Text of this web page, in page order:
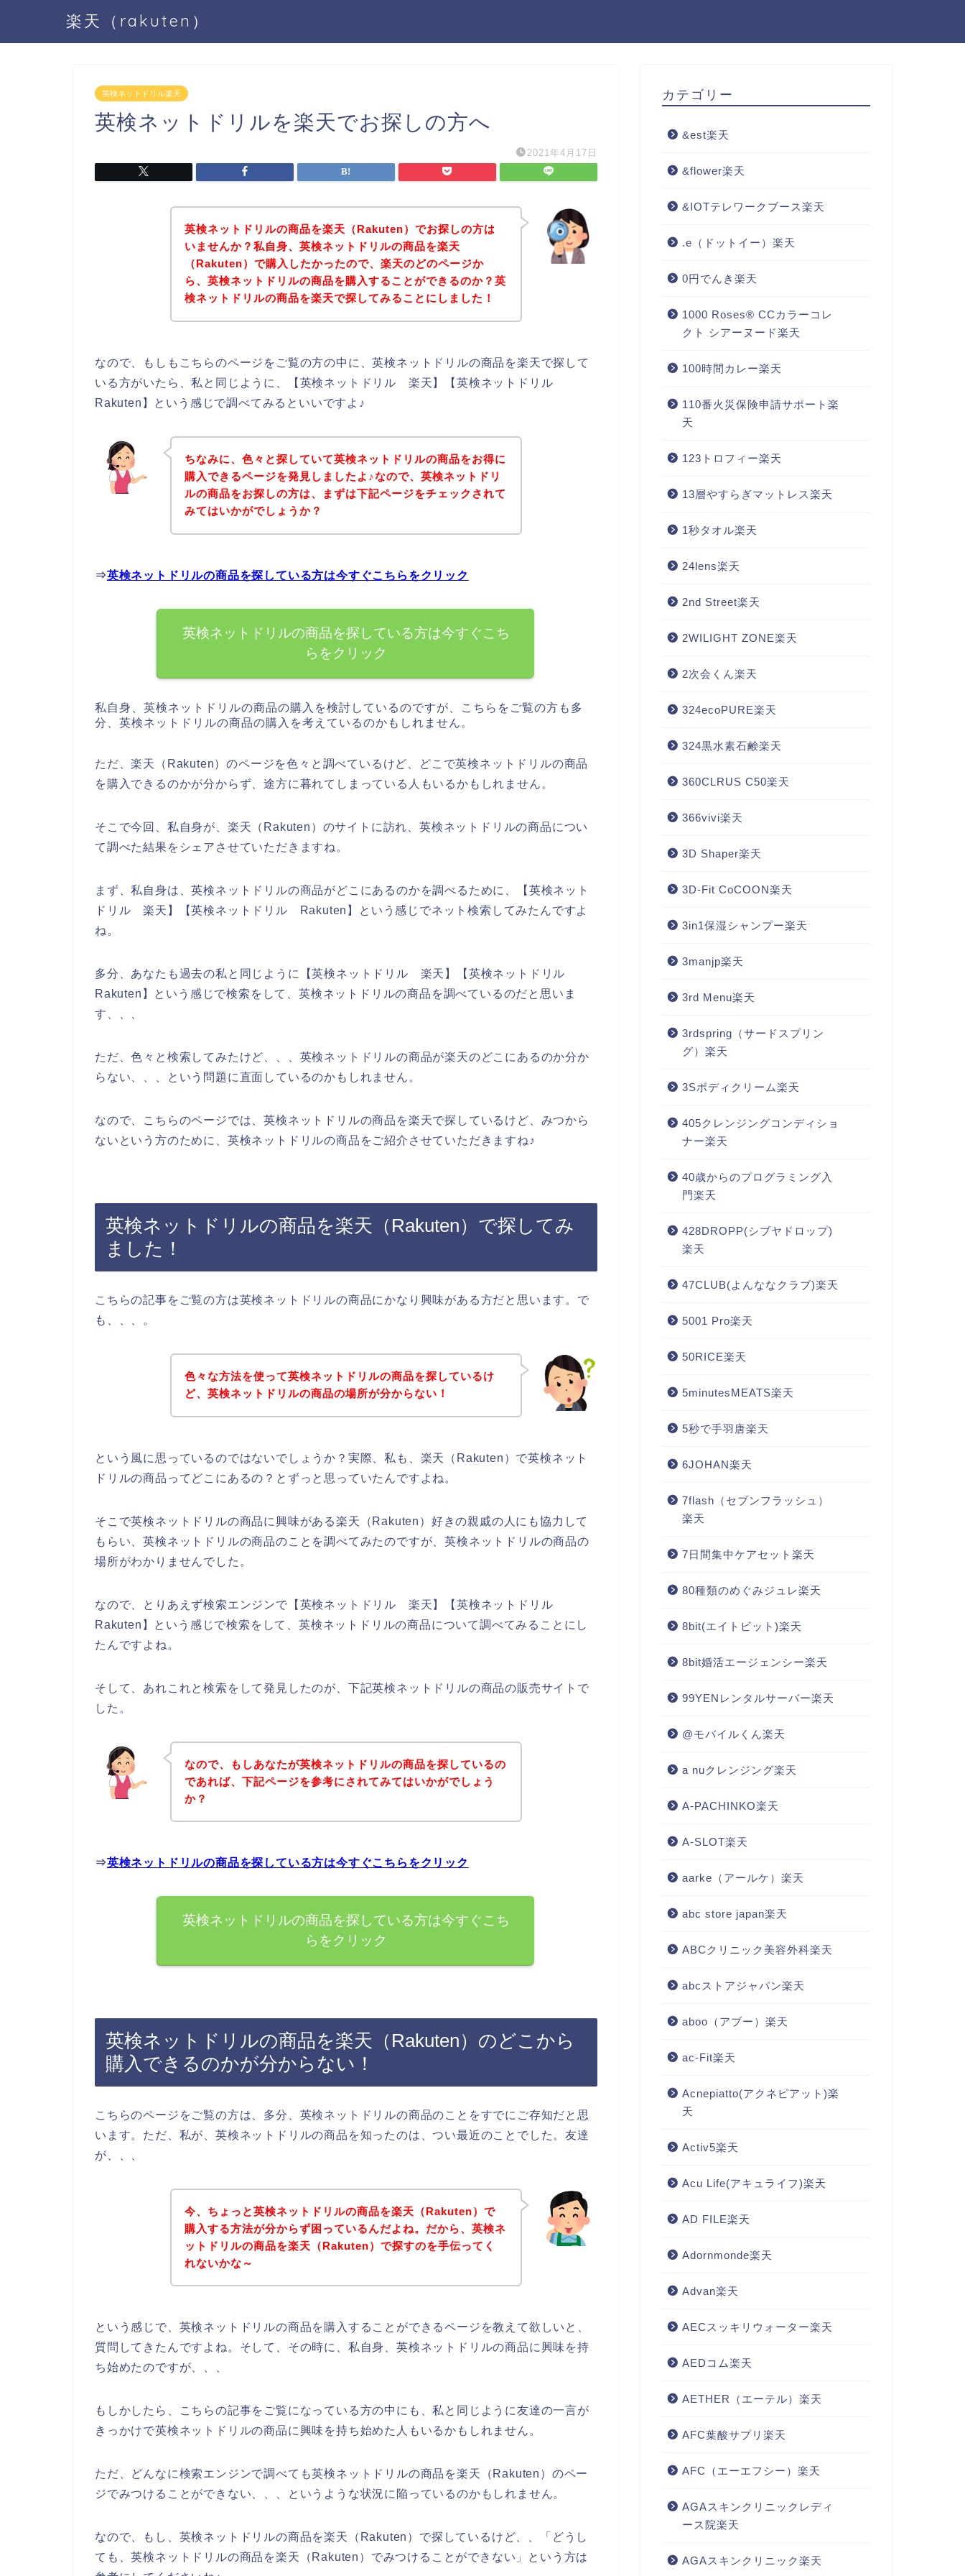
楽天（rakuten）
英検ネットドリル楽天
英検ネットドリルを楽天でお探しの方へ
2021年4月17日
英検ネットドリルの商品を楽天（Rakuten）でお探しの方は
いませんか？私自身、英検ネットドリルの商品を楽天
（Rakuten）で購入したかったので、楽天のどのページか
ら、英検ネットドリルの商品を購入することができるのか？英
検ネットドリルの商品を楽天で探してみることにしました！
なので、もしもこちらのページをご覧の方の中に、英検ネットドリルの商品を楽天で探して
いる方がいたら、私と同じように、【英検ネットドリル 楽天】【英検ネットドリル
Rakuten】という感じで調べてみるといいですよ♪
ちなみに、色々と探していて英検ネットドリルの商品をお得に
購入できるページを発見しましたよ♪なので、英検ネットドリ
ルの商品をお探しの方は、まずは下記ページをチェックされて
みてはいかがでしょうか？
⇒英検ネットドリルの商品を探している方は今すぐこちらをクリック
英検ネットドリルの商品を探している方は今すぐこち
らをクリック
私自身、英検ネットドリルの商品の購入を検討しているのですが、こちらをご覧の方も多
分、英検ネットドリルの商品の購入を考えているのかもしれません。
ただ、楽天（Rakuten）のページを色々と調べているけど、どこで英検ネットドリルの商品
を購入できるのかが分からず、途方に暮れてしまっている人もいるかもしれません。
そこで今回、私自身が、楽天（Rakuten）のサイトに訪れ、英検ネットドリルの商品につい
て調べた結果をシェアさせていただきますね。
まず、私自身は、英検ネットドリルの商品がどこにあるのかを調べるために、【英検ネット
ドリル 楽天】【英検ネットドリル Rakuten】という感じでネット検索してみたんですよ
ね。
多分、あなたも過去の私と同じように【英検ネットドリル 楽天】【英検ネットドリル
Rakuten】という感じで検索をして、英検ネットドリルの商品を調べているのだと思いま
す、、、
ただ、色々と検索してみたけど、、、英検ネットドリルの商品が楽天のどこにあるのか分か
らない、、、という問題に直面しているのかもしれません。
なので、こちらのページでは、英検ネットドリルの商品を楽天で探しているけど、みつから
ないという方のために、英検ネットドリルの商品をご紹介させていただきますね♪
英検ネットドリルの商品を楽天（Rakuten）で探してみ
ました！
こちらの記事をご覧の方は英検ネットドリルの商品にかなり興味がある方だと思います。で
も、、、。
色々な方法を使って英検ネットドリルの商品を探しているけ
ど、英検ネットドリルの商品の場所が分からない！
という風に思っているのではないでしょうか？実際、私も、楽天（Rakuten）で英検ネット
ドリルの商品ってどこにあるの？とずっと思っていたんですよね。
そこで英検ネットドリルの商品に興味がある楽天（Rakuten）好きの親戚の人にも協力して
もらい、英検ネットドリルの商品のことを調べてみたのですが、英検ネットドリルの商品の
場所がわかりませんでした。
なので、とりあえず検索エンジンで【英検ネットドリル 楽天】【英検ネットドリル
Rakuten】という感じで検索をして、英検ネットドリルの商品について調べてみることにし
たんですよね。
そして、あれこれと検索をして発見したのが、下記英検ネットドリルの商品の販売サイトで
した。
なので、もしあなたが英検ネットドリルの商品を探しているの
であれば、下記ページを参考にされてみてはいかがでしょう
か？
⇒英検ネットドリルの商品を探している方は今すぐこちらをクリック
英検ネットドリルの商品を探している方は今すぐこち
らをクリック
英検ネットドリルの商品を楽天（Rakuten）のどこから
購入できるのかが分からない！
こちらのページをご覧の方は、多分、英検ネットドリルの商品のことをすでにご存知だと思
います。ただ、私が、英検ネットドリルの商品を知ったのは、つい最近のことでした。友達
が、、、
今、ちょっと英検ネットドリルの商品を楽天（Rakuten）で
購入する方法が分からず困っているんだよね。だから、英検ネ
ットドリルの商品を楽天（Rakuten）で探すのを手伝ってく
れないかな～
という感じで、英検ネットドリルの商品を購入することができるページを教えて欲しいと、
質問してきたんですよね。そして、その時に、私自身、英検ネットドリルの商品に興味を持
ち始めたのですが、、、
もしかしたら、こちらの記事をご覧になっている方の中にも、私と同じように友達の一言が
きっかけで英検ネットドリルの商品に興味を持ち始めた人もいるかもしれません。
ただ、どんなに検索エンジンで調べても英検ネットドリルの商品を楽天（Rakuten）のペー
ジでみつけることができない、、、というような状況に陥っているのかもしれません。
なので、もし、英検ネットドリルの商品を楽天（Rakuten）で探しているけど、、「どうし
ても、英検ネットドリルの商品を楽天（Rakuten）でみつけることができない」という方は
カテゴリー
&est楽天
&flower楽天
&IOTテレワークブース楽天
.e（ドットイー）楽天
0円でんき楽天
1000 Roses® CCカラーコレ
クト シアーヌード楽天
100時間カレー楽天
110番火災保険申請サポート楽
天
123トロフィー楽天
13層やすらぎマットレス楽天
1秒タオル楽天
24lens楽天
2nd Street楽天
2WILIGHT ZONE楽天
2次会くん楽天
324ecoPURE楽天
324黒水素石鹸楽天
360CLRUS C50楽天
366vivi楽天
3D Shaper楽天
3D-Fit CoCOON楽天
3in1保湿シャンプー楽天
3manjp楽天
3rd Menu楽天
3rdspring（サードスプリン
グ）楽天
3Sボディクリーム楽天
405クレンジングコンディショ
ナー楽天
40歳からのプログラミング入
門楽天
428DROPP(シブヤドロップ)
楽天
47CLUB(よんななクラブ)楽天
5001 Pro楽天
50RICE楽天
5minutesMEATS楽天
5秒で手羽唐楽天
6JOHAN楽天
7flash（セブンフラッシュ）
楽天
7日間集中ケアセット楽天
80種類のめぐみジュレ楽天
8bit(エイトビット)楽天
8bit婚活エージェンシー楽天
99YENレンタルサーバー楽天
@モバイルくん楽天
a nuクレンジング楽天
A-PACHINKO楽天
A-SLOT楽天
aarke（アールケ）楽天
abc store japan楽天
ABCクリニック美容外科楽天
abcストアジャパン楽天
aboo（アブー）楽天
ac-Fit楽天
Acnepiatto(アクネピアット)楽
天
Activ5楽天
Acu Life(アキュライフ)楽天
AD FILE楽天
Adornmonde楽天
Advan楽天
AECスッキリウォーター楽天
AEDコム楽天
AETHER（エーテル）楽天
AFC葉酸サプリ楽天
AFC（エーエフシー）楽天
AGAスキンクリニックレディ
ース院楽天
AGAスキンクリニック楽天